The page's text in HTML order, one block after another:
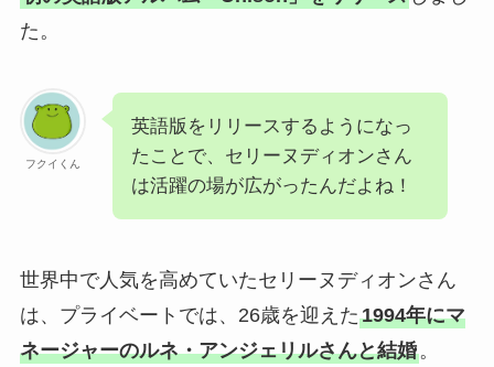
た。
フクイくん
英語版をリリースするようになっ
たことで、セリーヌディオンさん
は活躍の場が広がったんだよね！
世界中で人気を高めていたセリーヌディオンさん
は、プライベートでは、26歳を迎えた1994年にマ
ネージャーのルネ・アンジェリルさんと結婚。